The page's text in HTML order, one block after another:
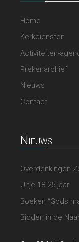
Home
Kerkdiensten
Activiteiten-
Prekenarchief
Nieuws
Contact
Nieuws
Overdenkingen
Uitje 18-25 jaar
Boeken “Gods
Bidden in de